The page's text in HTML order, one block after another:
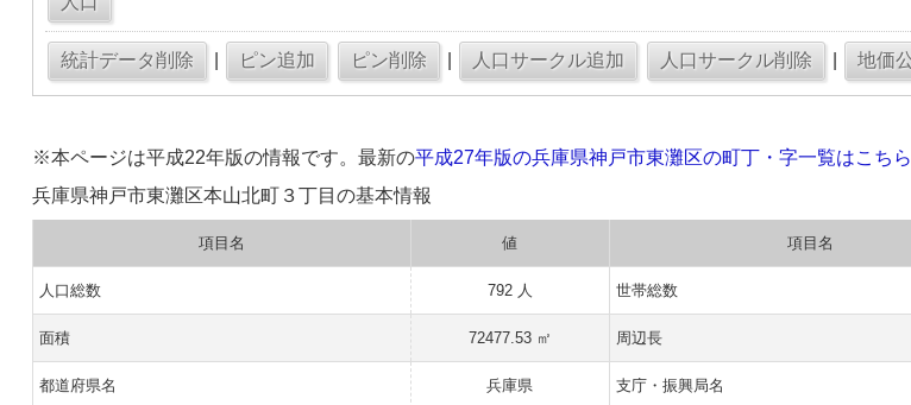
※本ページは平成22年版の情報です。最新の平成27年版の兵庫県神戸市東灘区の町丁・字一覧はこちら
兵庫県神戸市東灘区本山北町３丁目の基本情報
項目名 値 項目名
人口総数 792 人 世帯総数
面積 72477.53 ㎡ 周辺長
都道府県名 兵庫県 支庁・振興局名